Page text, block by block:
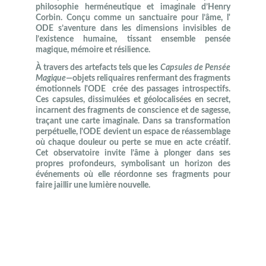
philosophie herméneutique et imaginale d’Henry
Corbin. Conçu comme un sanctuaire pour l’âme, l'
ODE s’aventure dans les dimensions invisibles de
l’existence humaine, tissant ensemble pensée
magique, mémoire et résilience.
À travers des artefacts tels que les Capsules de Pensée
Magique—objets reliquaires renfermant des fragments
émotionnels l'ODE crée des passages introspectifs.
Ces capsules, dissimulées et géolocalisées en secret,
incarnent des fragments de conscience et de sagesse,
traçant une carte imaginale. Dans sa transformation
perpétuelle, l'ODE devient un espace de réassemblage
où chaque douleur ou perte se mue en acte créatif.
Cet observatoire invite l’âme à plonger dans ses
propres profondeurs, symbolisant un horizon des
événements où elle réordonne ses fragments pour
faire jaillir une lumière nouvelle.